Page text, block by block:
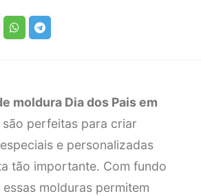
moldura Dia dos Pais em
perfeitas para criar
e personalizadas
tão importante. Com fundo
molduras permitem